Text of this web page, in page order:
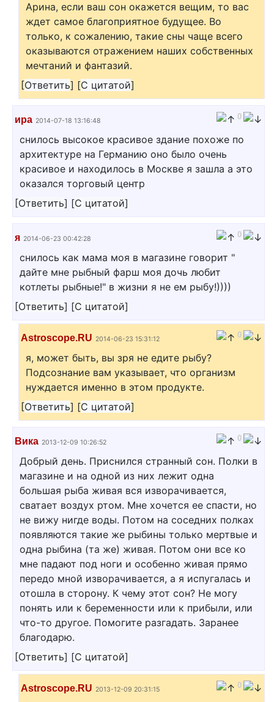
Арина, если ваш сон окажется вещим, то вас
ждет самое благоприятное будущее. Во
только, к сожалению, такие сны чаще всего
оказываются отражением наших собственных
мечтаний и фантазий.
[Ответить] [С цитатой]
ира 2014-07-18 13:16:48 0
снилось высокое красивое здание похоже по
архитектуре на Германию оно было очень
красивое и находилось в Москве я зашла а это
оказался торговый центр
[Ответить] [С цитатой]
я 2014-06-23 00:42:28 0
снилось как мама моя в магазине говорит "
дайте мне рыбный фарш моя дочь любит
котлеты рыбные!" в жизни я не ем рыбу!))))
[Ответить] [С цитатой]
Astroscope.RU 2014-06-23 15:31:12 0
я, может быть, вы зря не едите рыбу?
Подсознание вам указывает, что организм
нуждается именно в этом продукте.
[Ответить] [С цитатой]
Вика 2013-12-09 10:26:52 0
Добрый день. Приснился странный сон. Полки в
магазине и на одной из них лежит одна
большая рыба живая вся изворачивается,
сватает воздух ртом. Мне хочется ее спасти, но
не вижу нигде воды. Потом на соседних полках
появляются такие же рыбины только мертвые и
одна рыбина (та же) живая. Потом они все ко
мне падают под ноги и особенно живая прямо
передо мной изворачивается, а я испугалась и
отошла в сторону. К чему этот сон? Не могу
понять или к беременности или к прибыли, или
что-то другое. Помогите разгадать. Заранее
благодарю.
[Ответить] [С цитатой]
Astroscope.RU 2013-12-09 20:31:15 0